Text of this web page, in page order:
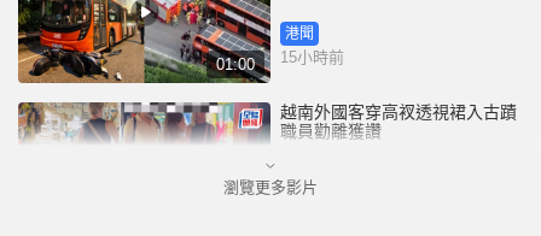
01:00
港聞
15小時前
越南外國客穿高衩透視裙入古蹟
職員勸離獲讚
國際
瀏覽更多影片